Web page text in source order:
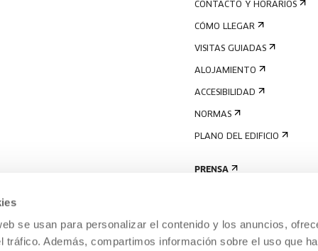
se usan para personalizar el contenido y los anuncios,
tráfico. Además, compartimos información sobre el uso que
CONTACTO Y HORARIOS
CÓMO LLEGAR
VISITAS GUIADAS
ALOJAMIENTO
ACCESIBILIDAD
NORMAS
PLANO DEL EDIFICIO
PRENSA